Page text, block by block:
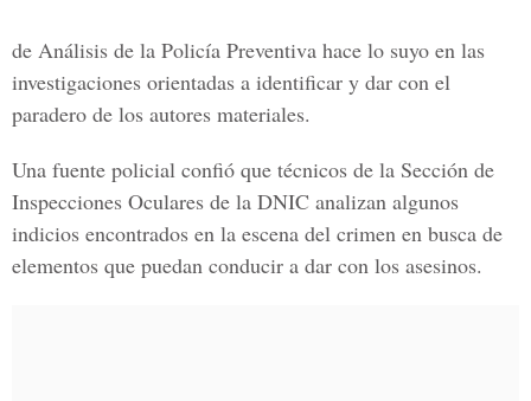
de Análisis de la Policía Preventiva hace lo suyo en las
investigaciones orientadas a identificar y dar con el
paradero de los autores materiales.
Una fuente policial confió que técnicos de la Sección de
Inspecciones Oculares de la DNIC analizan algunos
indicios encontrados en la escena del crimen en busca de
elementos que puedan conducir a dar con los asesinos.